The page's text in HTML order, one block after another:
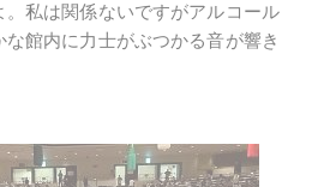
私は関係ないですがアルコール
館内に力士がぶつかる音が響き